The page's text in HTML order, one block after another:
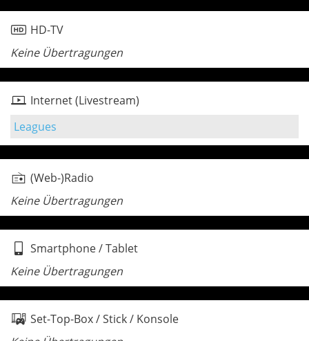
HD-TV
Keine Übertragungen
Internet (Livestream)
Leagues
(Web-)Radio
Keine Übertragungen
Smartphone / Tablet
Keine Übertragungen
Set-Top-Box / Stick / Konsole